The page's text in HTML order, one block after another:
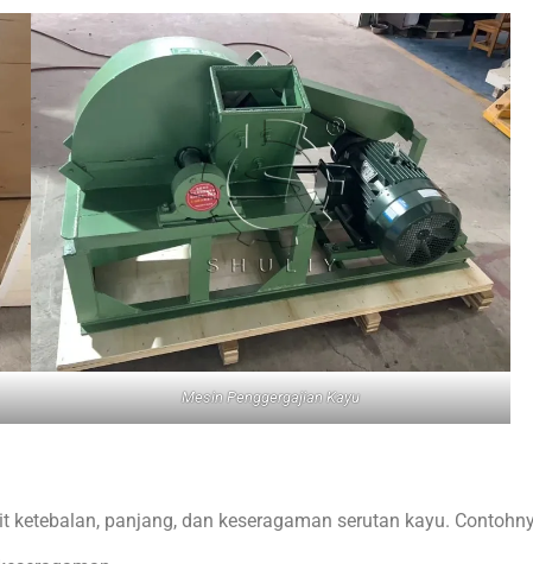
Mesin Penggergajian Kayu
panjang, dan keseragaman serutan kayu.